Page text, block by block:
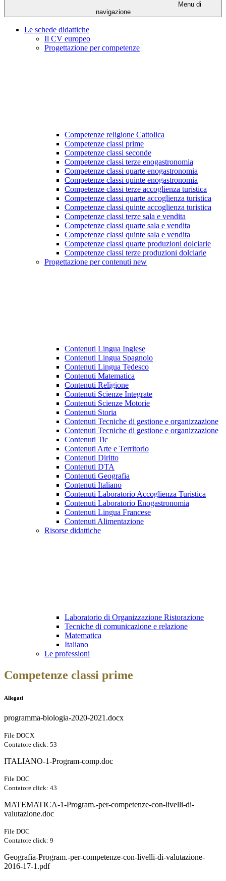
Menu di
navigazione
Le schede didattiche
Il CV europeo
Progettazione per competenze
Competenze religione Cattolica
Competenze classi prime
Competenze classi seconde
Competenze classi terze enogastronomia
Competenze classi quarte enogastronomia
Competenze classi quinte enogastronomia
Competenze classi terze accoglienza turistica
Competenze classi quarte accoglienza turistica
Competenze classi quinte accoglienza turistica
Competenze classi terze sala e vendita
Competenze classi quarte sala e vendita
Competenze classi quinte sala e vendita
Competenze classi quarte produzioni dolciarie
Competenze classi terze produzioni dolciarie
Progettazione per contenuti new
Contenuti Lingua Inglese
Contenuti Lingua Spagnolo
Contenuti Lingua Tedesco
Contenuti Matematica
Contenuti Religione
Contenuti Scienze Integrate
Contenuti Scienze Motorie
Contenuti Storia
Contenuti Tecniche di gestione e organizzazione
Contenuti Tecniche di gestione e organizzazione
Contenuti Tic
Contenuti Arte e Territorio
Contenuti Diritto
Contenuti DTA
Contenuti Geografia
Contenuti Italiano
Contenuti Laboratorio Accoglienza Turistica
Contenuti Laboratorio Enogastronomia
Contenuti Lingua Francese
Contenuti Alimentazione
Risorse didattiche
Laboratorio di Organizzazione Ristorazione
Tecniche di comunicazione e relazione
Matematica
Italiano
Le professioni
Competenze classi prime
Allegati
programma-biologia-2020-2021.docx
File DOCX
Contatore click: 53
ITALIANO-1-Program-comp.doc
File DOC
Contatore click: 43
MATEMATICA-1-Program.-per-competenze-con-livelli-di-
valutazione.doc
File DOC
Contatore click: 9
Geografia-Program.-per-competenze-con-livelli-di-valutazione-
2016-17-1.pdf